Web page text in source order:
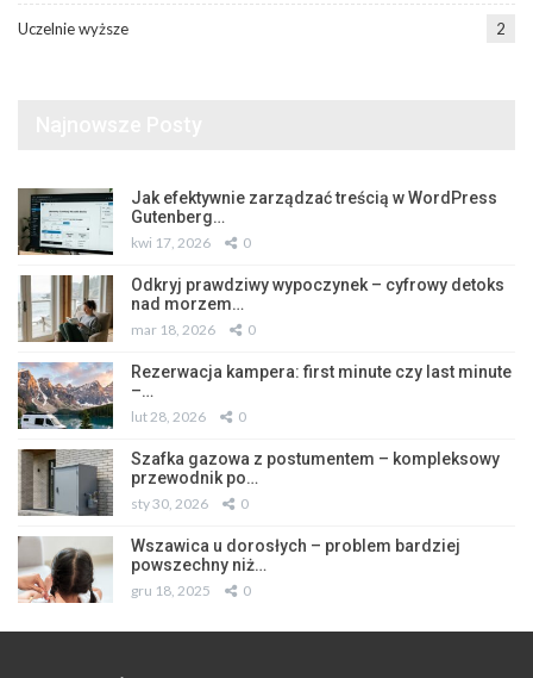
Uczelnie wyższe 2
Jak efektywnie zarządzać treścią w WordPress
Gutenberg…
kwi 17, 2026 0
Odkryj prawdziwy wypoczynek – cyfrowy detoks
nad morzem…
mar 18, 2026 0
Rezerwacja kampera: first minute czy last minute
–…
lut 28, 2026 0
Szafka gazowa z postumentem – kompleksowy
przewodnik po…
sty 30, 2026 0
Wszawica u dorosłych – problem bardziej
powszechny niż…
gru 18, 2025 0